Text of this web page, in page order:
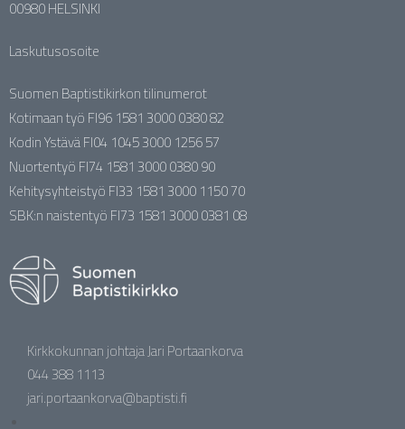
00980 HELSINKI
Laskutusosoite
Suomen Baptistikirkon tilinumerot
Kotimaan työ FI96 1581 3000 0380 82
Kodin Ystävä FI04 1045 3000 1256 57
Nuortentyö FI74 1581 3000 0380 90
Kehitysyhteistyö FI33 1581 3000 1150 70
SBK:n naistentyö FI73 1581 3000 0381 08
Kirkkokunnan johtaja Jari Portaankorva
044 388 1113
jari.portaankorva@baptisti.fi